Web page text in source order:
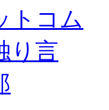
トコム
り言